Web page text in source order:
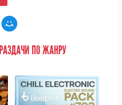
РАЗДАЧИ ПО ЖАНРУ